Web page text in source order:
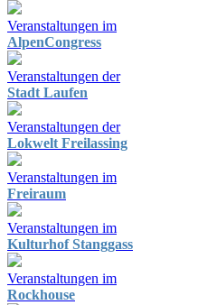
Veranstaltungen im
AlpenCongress
Veranstaltungen der
Stadt Laufen
Veranstaltungen der
Lokwelt Freilassing
Veranstaltungen im
Freiraum
Veranstaltungen im
Kulturhof Stanggass
Veranstaltungen im
Rockhouse